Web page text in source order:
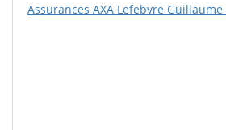
Assurances AXA Lefebvre